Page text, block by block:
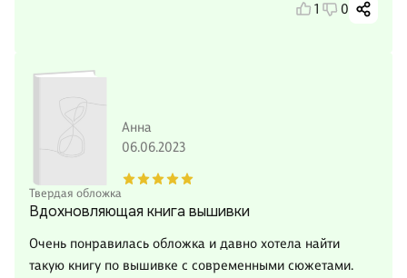
1 0
Твердая обложка
Анна
06.06.2023
Вдохновляющая книга вышивки
Очень понравилась обложка и давно хотела найти
такую книгу по вышивке с современными сюжетами.